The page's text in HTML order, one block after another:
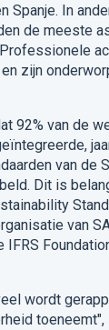
Spanje. In
de meeste
Professionele
en zijn
92% van de
van de
Dit is
van
wordt
toeneemt",